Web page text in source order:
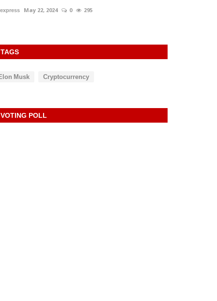
0 295
TAGS
Musk Cryptocurrency
VOTING POLL